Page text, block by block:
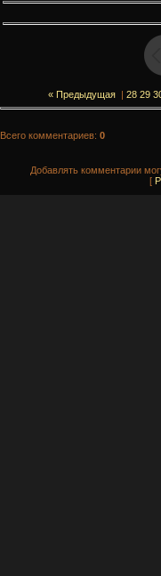
« Предыдущая | 28 29
Всего комментариев: 0
Добавлять комментарии
[